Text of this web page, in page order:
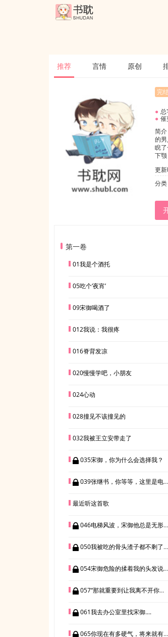
推荐 言情 原创
完
● 总
● 催
简
的
睨
下
落
医
的
儿
扬
作
更
分类
第一卷
01我是个酒托
05吃个‘夜宵’
09宋御喝酒了
012我说：我很疼
016脊背发凉
020慢慢学吧，小朋友
024心动
028撞见不该撞见的
032我被王立安带走了
035宋御，你为什么会选择我？
039张继书，你等等，这里是电梯
最近听这首歌
046电梯风波，宋御他总是无形间撩拨我的心
050我被吃的骨头渣子都不剩了+孤零零去医院做手术
054宋御危险的揉着我的头发说：乖，玉儿真乖。
057“那就重要到让我离不开你，永远都需要你。”
061我去办公室里找宋御....
065你现在有多硬气，将来就有多惨